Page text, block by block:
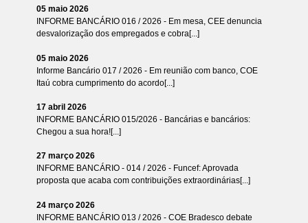
05 maio 2026
INFORME BANCÁRIO 016 / 2026 - Em mesa, CEE denuncia
desvalorização dos empregados e cobra[...]
05 maio 2026
Informe Bancário 017 / 2026 - Em reunião com banco, COE
Itaú cobra cumprimento do acordo[...]
17 abril 2026
INFORME BANCÁRIO 015/2026 - Bancárias e bancários:
Chegou a sua hora![...]
27 março 2026
INFORME BANCÁRIO - 014 / 2026 - Funcef: Aprovada
proposta que acaba com contribuições extraordinárias[...]
24 março 2026
INFORME BANCÁRIO 013 / 2026 - COE Bradesco debate